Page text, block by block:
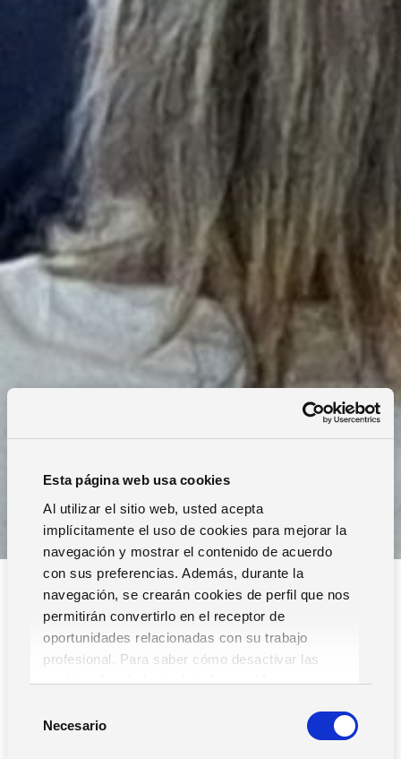
Esta página web usa cookies
Al utilizar el sitio web, usted acepta
implícitamente el uso de cookies para mejorar la
navegación y mostrar el contenido de acuerdo
con sus preferencias. Además, durante la
navegación, se crearán cookies de perfil que nos
permitirán convertirlo en el receptor de
oportunidades relacionadas con su trabajo
profesional. Para saber cómo desactivar las
cookies,Lea la hoja de información.
Necesario